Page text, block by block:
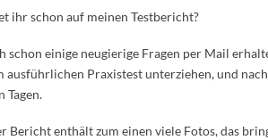
ihr schon auf meinen Testbericht?
schon einige neugierige Fragen per Mail
ausführlichen Praxistest unterziehen, und
Tagen.
Bericht enthält zum einen viele Fotos, das